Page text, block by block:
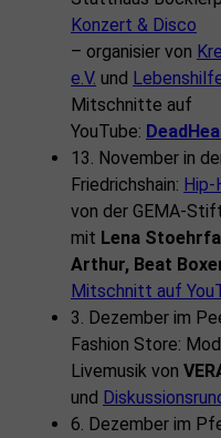
Konzert & Disco
– organisier von
e.V. und
Mitschnitte auf
YouTube:
13. November in
Friedrichshain: Hip-
von der GEMA-
mit Lena
Arthur, Beat
Mitschnitt auf
3. Dezember im
Fashion Store:
Livemusik von
und
6. Dezember im